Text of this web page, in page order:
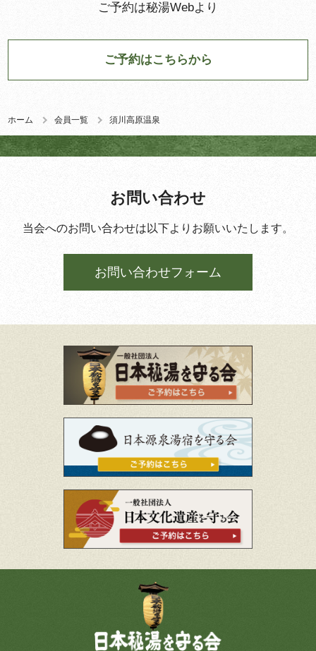
ホーム 会員一覧 須川高原温泉
ご予約は秘湯Webより
ご予約はこちらから
お問い合わせ
当会へのお問い合わせは以下よりお願いいたします。
お問い合わせフォーム